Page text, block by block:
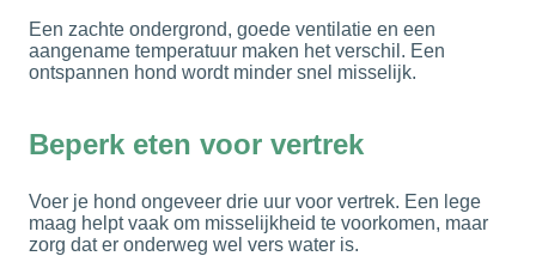
Een zachte ondergrond, goede ventilatie en een
aangename temperatuur maken het verschil. Een
ontspannen hond wordt minder snel misselijk.
Beperk eten voor vertrek
Voer je hond ongeveer drie uur voor vertrek. Een lege
maag helpt vaak om misselijkheid te voorkomen, maar
zorg dat er onderweg wel vers water is.